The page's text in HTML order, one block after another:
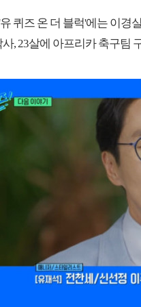
퀴즈 온 더 블럭'에는 이
, 23살에 아프리카 축구팀